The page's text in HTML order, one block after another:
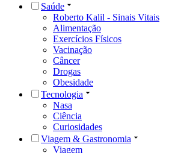
Saúde
Roberto Kalil - Sinais Vitais
Alimentação
Exercícios Físicos
Vacinação
Câncer
Drogas
Obesidade
Tecnologia
Nasa
Ciência
Curiosidades
Viagem & Gastronomia
Viagem